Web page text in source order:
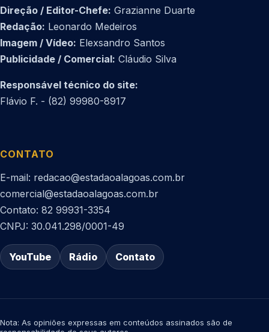
Direção / Editor-Chefe: Grazianne Duarte
Redação: Leonardo Medeiros
Imagem / Vídeo: Elexsandro Santos
Publicidade / Comercial: Cláudio Silva
Responsável técnico do site:
Flávio F. - (82) 99980-8917
CONTATO
E-mail: redacao@estadaoalagoas.com.br
comercial@estadaoalagoas.com.br
Contato: 82 99931-3354
CNPJ: 30.041.298/0001-49
YouTube Rádio Contato
Nota: As opiniões expressas em conteúdos assinados são de